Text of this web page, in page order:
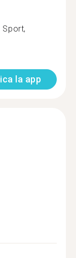
la app